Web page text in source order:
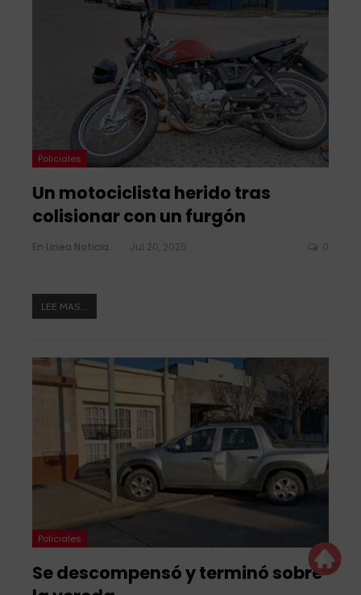
Policiales
Un motociclista herido tras
colisionar con un furgón
En Linea Noticias Jul 20, 2025 0
LEE MAS...
Policiales
Se descompensó y terminó sobre